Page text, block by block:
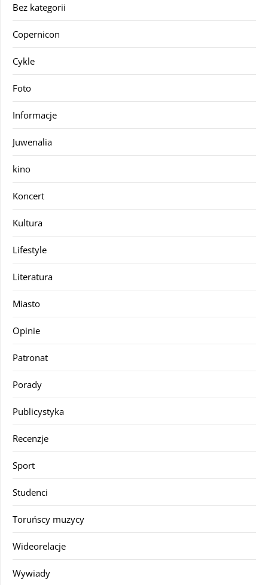
Bez kategorii
Copernicon
Cykle
Foto
Informacje
Juwenalia
kino
Koncert
Kultura
Lifestyle
Literatura
Miasto
Opinie
Patronat
Porady
Publicystyka
Recenzje
Sport
Studenci
Toruńscy muzycy
Wideorelacje
Wywiady